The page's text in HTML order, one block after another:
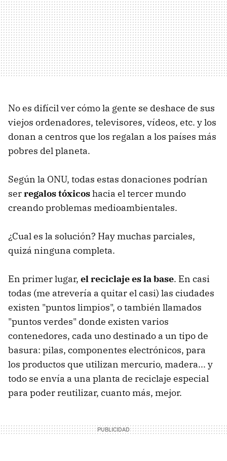
No es difícil ver cómo la gente se deshace de sus
viejos ordenadores, televisores, vídeos, etc. y los
donan a centros que los regalan a los países más
pobres del planeta.
Según la ONU, todas estas donaciones podrían
serregalos tóxicoshacia el tercer mundo
creando problemas medioambientales.
¿Cual es la solución? Hay muchas parciales,
quizá ninguna completa.
En primer lugar, el reciclaje es la base. En casi
todas (me atrevería a quitar el casi) las ciudades
existen "puntos limpios", o también llamados
"puntos verdes" donde existen varios
contenedores, cada uno destinado a un tipo de
basura: pilas, componentes electrónicos, para
los productos que utilizan mercurio, madera... y
todo se envía a una planta de reciclaje especial
para poder reutilizar, cuanto más, mejor.